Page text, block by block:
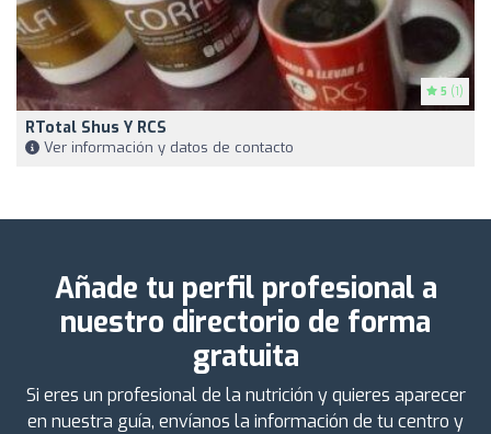
5 (1)
RTotal Shus Y RCS
Ver información y datos de contacto
Añade tu perfil profesional a
nuestro directorio de forma
gratuita
Si eres un profesional de la nutrición y quieres aparecer
en nuestra guía, envíanos la información de tu centro y